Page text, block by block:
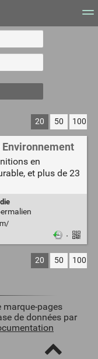
20 50 100
en
et plus de 23
·
20 50 100
marque-pages
de données par